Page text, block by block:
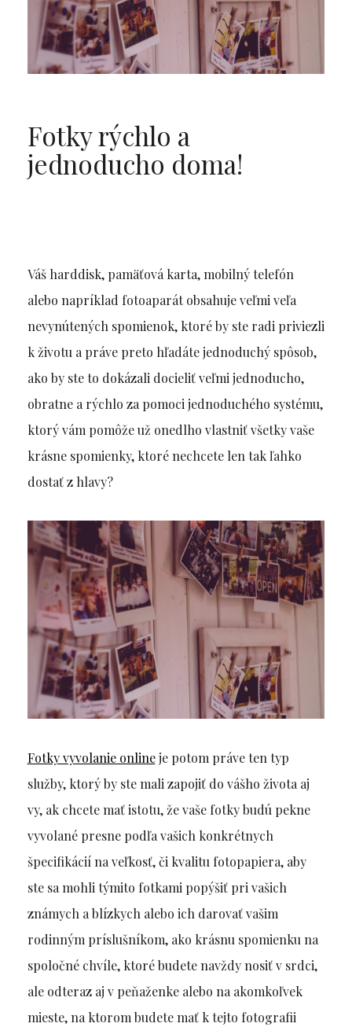
Fotky rýchlo a
jednoducho doma!
Váš harddisk, pamäťová karta, mobilný telefón
alebo napríklad fotoaparát obsahuje veľmi veľa
nevynútených spomienok, ktoré by ste radi priviezli
k životu a práve preto hľadáte jednoduchý spôsob,
ako by ste to dokázali docieliť veľmi jednoducho,
obratne a rýchlo za pomoci jednoduchého systému,
ktorý vám pomôže už onedlho vlastniť všetky vaše
krásne spomienky, ktoré nechcete len tak ľahko
dostať z hlavy?
Fotky vyvolanie onlineje potom práve ten typ
služby, ktorý by ste mali zapojiť do vášho života aj
vy, ak chcete mať istotu, že vaše fotky budú pekne
vyvolané presne podľa vašich konkrétnych
špecifikácií na veľkosť, či kvalitu fotopapiera, aby
ste sa mohli týmito fotkami popýšiť pri vašich
známych a blízkych alebo ich darovať vašim
rodinným príslušníkom, ako krásnu spomienku na
spoločné chvíle, ktoré budete navždy nosiť v srdci,
ale odteraz aj v peňaženke alebo na akomkoľvek
mieste, na ktorom budete mať k tejto fotografii